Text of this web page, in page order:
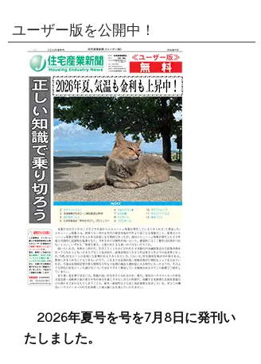
ユーザー版を公開中！
2026年夏号を号を7月8日に発刊い
たしました。